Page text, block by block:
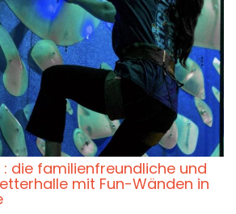
die familienfreundliche und
mit Fun-Wänden in